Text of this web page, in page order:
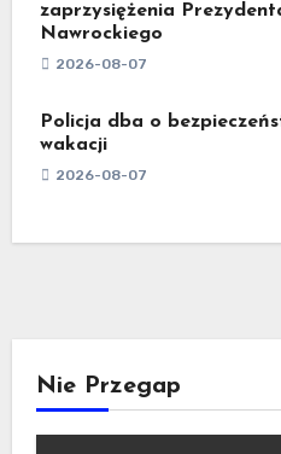
zaprzysiężenia
Nawrockiego
2026-08-07
Policja dba o
wakacji
2026-08-07
Nie Przegap